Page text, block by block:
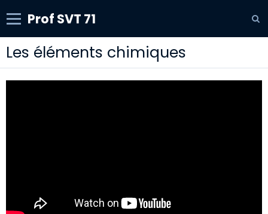
Prof SVT 71
Les éléments chimiques